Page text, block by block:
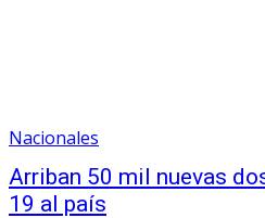
Nacionales
Arriban 50 mil nuevas
19 al país